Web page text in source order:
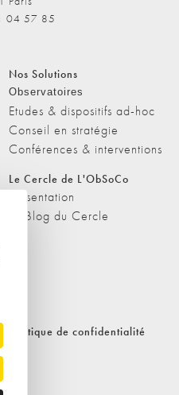
04 57 85
Nos Solutions
Observatoires
Etudes & dispositifs ad-hoc
Conseil en stratégie
Conférences & interventions
Le Cercle de L'ObSoCo
Présentation
Le Blog du Cercle
Politique de confidentialité